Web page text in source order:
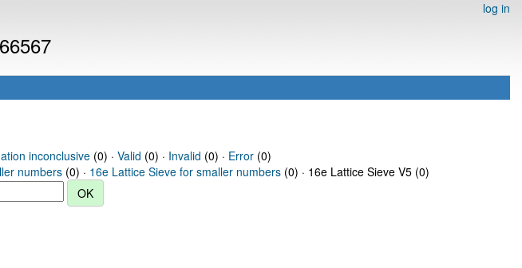
log in
inconclusive(0) · Valid (0) · Invalid (0) · Error(0)
numbers (0) · 16e Lattice Sieve for smaller numbers (0) · 16e Lattice Sieve V5 (0)